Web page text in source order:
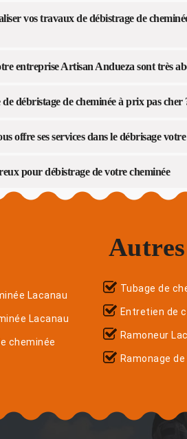
vos travaux de débistrage de
entreprise Artisan Andueza sont très
débristage de cheminée à prix pas cher
offre ses services dans le débrisage
pour débistrage de votre cheminée
Lacanau
Lacanau
cheminée
Tubage de
Entretien de
Ramoneur
Ramonage